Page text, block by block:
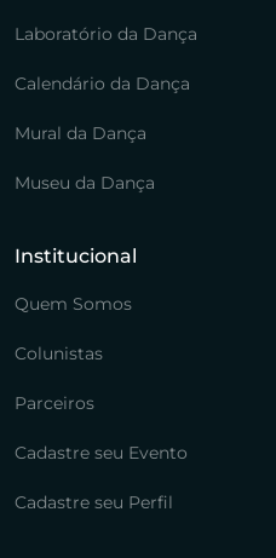
Laboratório da Dança
Calendário da Dança
Mural da Dança
Museu da Dança
Institucional
Quem Somos
Colunistas
Parceiros
Cadastre seu Evento
Cadastre seu Perfil